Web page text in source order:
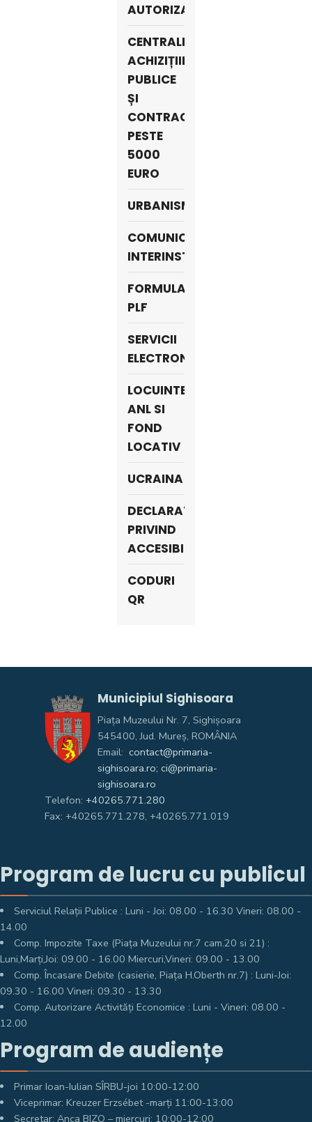
AUTORIZAȚI
CENTRALIZATORUL
ACHIZIȚIILOR
PUBLICE
ȘI
CONTRACTE
PESTE
5000
EURO
URBANISM
COMUNICARE
INTERINSTITUȚIONALĂ
FORMULAR
PLF
SERVICII
ELECTRONICE
LOCUINTE
ANL SI
FOND
LOCATIV
UCRAINA
DECLARATIE
PRIVIND
ACCESIBILITATE
CODURI
QR
Municipiul Sighisoara
Piața Muzeului Nr. 7, Sighişoara
545400, Jud. Mureş, ROMÂNIA
Email: contact@primaria-
sighisoara.ro; ci@primaria-
sighisoara.ro
Telefon: +40265.771.280
Fax: +40265.771.278, +40265.771.019
Program de lucru cu publicul
Serviciul Relații Publice : Luni - Joi: 08.00 - 16.30 Vineri: 08.00 -
14.00
Comp. Impozite Taxe (Piața Muzeului nr.7 cam.20 si 21) :
Luni,Marți,Joi: 09.00 - 16.00 Miercuri,Vineri: 09.00 - 13.00
Comp. Încasare Debite (casierie, Piața H.Oberth nr.7) : Luni-Joi:
09.30 - 16.00 Vineri: 09.30 - 13.30
Comp. Autorizare Activități Economice : Luni - Vineri: 08.00 -
12.00
Program de audiențe
Primar Ioan-Iulian SÎRBU-joi 10:00-12:00
Viceprimar: Kreuzer Erzsébet -marți 11:00-13:00
Secretar: Anca BIZO – miercuri: 10:00-12:00